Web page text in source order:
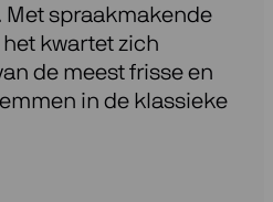
Met spraakmakende
kwartet zich
de meest frisse en
in de klassieke